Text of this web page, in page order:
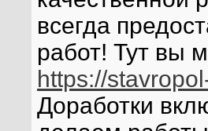
всегда
работ! Тут вы
https://
Доработки